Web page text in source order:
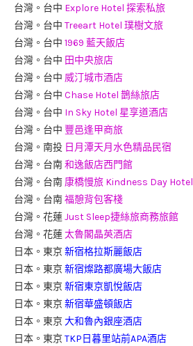
台灣。台中 Explore Hotel 探索私旅
台灣。台中 Treeart Hotel 璞樹文旅
台灣。台中 1969 藍天飯店
台灣。台中 田中央旅店
台灣。台中 威汀城市酒店
台灣。台中 Chase Hotel 鵲絲旅店
台灣。台中 In Sky Hotel 星享道酒店
台灣。台中 豐邑逢甲商旅
台灣。南投 日月潭天月水色精品民宿
台灣。台南和逸飯店西門館
台灣。台南 康橋慢旅 Kindness Day Hotel
台灣。台南福憩背包客棧
台灣。花蓮Just Sleep捷絲旅商務旅館
台灣。花蓮太魯閣晶英酒店
日本。東京新宿格拉斯麗飯店
日本。東京新宿燦路都廣場大飯店
日本。東京新宿東京凱悅飯店
日本。東京新宿華盛頓飯店
日本。東京大和魯內銀座酒店
日本。東京TKP日暮里站前APA酒店